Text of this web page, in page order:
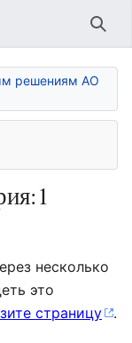
решениям АО
несколько
это
страницу .